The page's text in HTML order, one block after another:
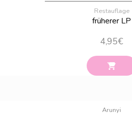
Restauflage
früherer LP
4,95€
Arunyi